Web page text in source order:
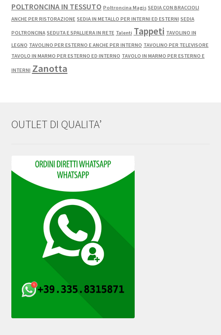
POLTRONCINA IN TESSUTO Poltroncina Magis SEDIA CON BRACCIOLI
ANCHE PER RISTORAZIONE SEDIA IN METALLO PER INTERNI ED ESTERNI SEDIA
POLTRONCINA SEDUTA E SPALLIERA IN RETE Talenti Tappeti TAVOLINO IN
LEGNO TAVOLINO PER ESTERNO E ANCHE PER INTERNO TAVOLINO PER TELEVISORE
TAVOLO IN MARMO PER ESTERNO ED INTERNO TAVOLO IN MARMO PER ESTERNO E
INTERNI Zanotta
OUTLET DI QUALITA’